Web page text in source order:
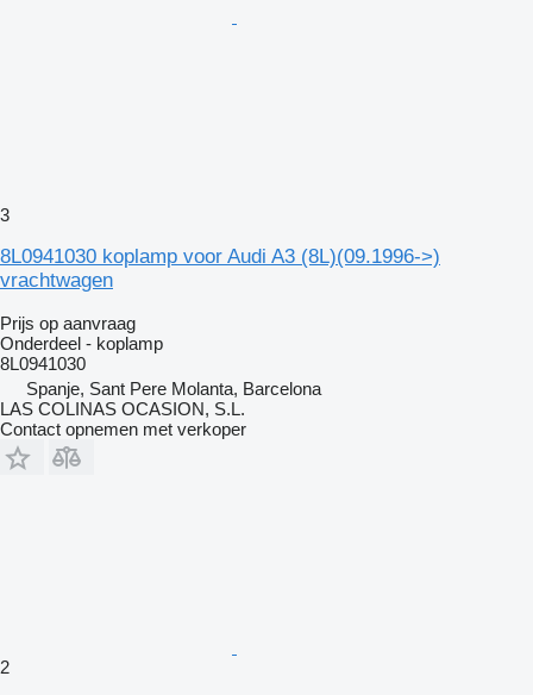
3
8L0941030 koplamp voor Audi A3 (8L)(09.1996->)
vrachtwagen
Prijs op aanvraag
Onderdeel - koplamp
8L0941030
Spanje, Sant Pere Molanta, Barcelona
LAS COLINAS OCASION, S.L.
Contact opnemen met verkoper
2